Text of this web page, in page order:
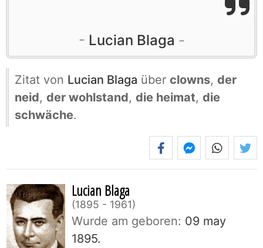
Lucian Blaga
Zitat von Lucian Blaga über clowns, der
neid, der wohlstand, die heimat, die
schwäche.
Lucian Blaga
1895 - 1961
Wurde am geboren: 09 may
1895.